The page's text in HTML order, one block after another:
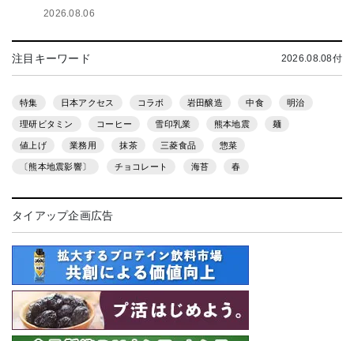
2026.08.06
注目キーワード 2026.08.08付
特集 日本アクセス コラボ 岩田醸造 中食 明治
理研ビタミン コーヒー 雪印乳業 熊本地震 麺
値上げ 業務用 抹茶 三菱食品 惣菜
〔熊本地震影響〕 チョコレート 海苔 春
タイアップ企画広告